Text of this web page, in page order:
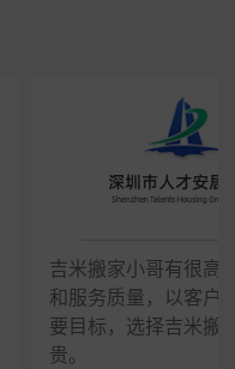
吉米搬家小哥有很高
和服务质量，以客户
要目标，选择吉米搬
贵。